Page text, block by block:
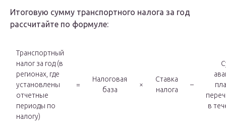
Итоговую сумму транспортного налога за год
рассчитайте по формуле:
Транспортный
налог за год (в
регионах, где
установлены
отчетные
периоды по
налогу)
=
Налоговая
база
×
Ставка
налога
–
в